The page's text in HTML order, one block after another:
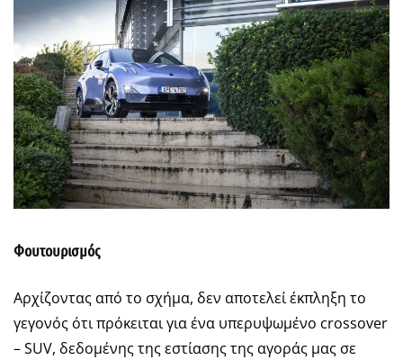
Φουτουρισμός
Αρχίζοντας από το σχήμα, δεν αποτελεί έκπληξη το
γεγονός ότι πρόκειται για ένα υπερυψωμένο crossover
– SUV, δεδομένης της εστίασης της αγοράς μας σε